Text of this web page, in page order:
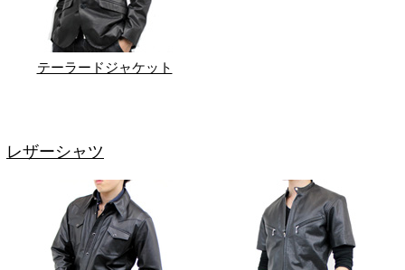
テーラードジャケット
レザーシャツ